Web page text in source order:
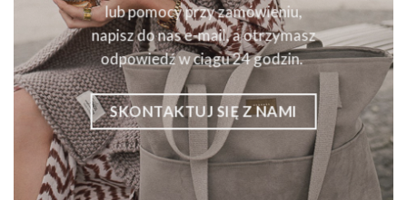
lub pomocy przy zamówieniu,
napisz do nas e-mail, a otrzymasz
odpowiedź w ciągu 24 godzin.
SKONTAKTUJ SIĘ Z NAMI